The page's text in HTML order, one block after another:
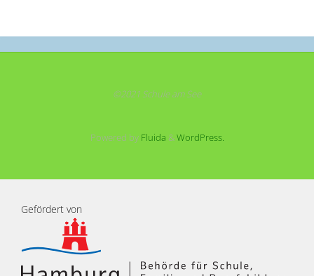
©2021 Schule am See
Powered byFluida &WordPress.
Gefördert von